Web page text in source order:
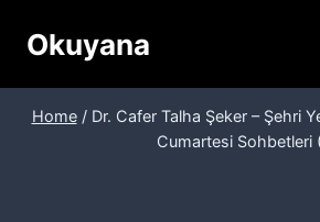
Okuyana
Home / Dr. Cafer Talha Şeker – Şehri
Cumartesi Sohbetleri